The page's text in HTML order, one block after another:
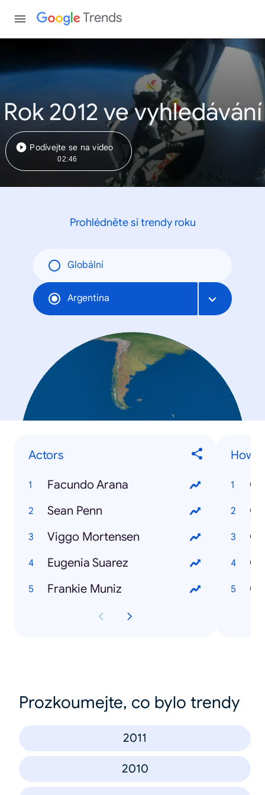
Trends
Rok 2012 ve vyhledávání
Podívejte se na video
02:46
Prohlédněte si trendy roku
Globální
Argentina
Actors
Facundo Arana
Sean Penn
Viggo Mortensen
Eugenia Suarez
Frankie Muniz
How
Prozkoumejte, co bylo trendy
2011
2010